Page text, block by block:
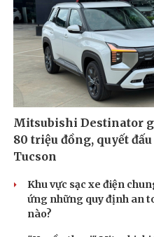
Mitsubishi Destinator
80 triệu đồng, quyết đấu
Tucson
Khu vực sạc xe điện
ứng những quy định an
nào?